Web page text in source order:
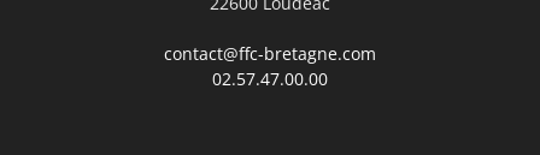
contact@ffc-bretagne.com
02.57.47.00.00